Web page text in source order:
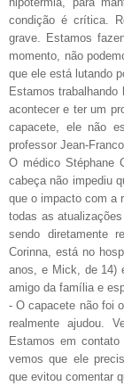
condição é crítica.
grave. Estamos
momento, não
que ele está lutando
Estamos
acontecer e ter um
capacete, ele não
professor Jean-
O médico Stéphane
cabeça não impediu
que o impacto com a
todas as
sendo diretamente
Corinna, está no
anos, e Mick, de 14)
amigo da família e
- O capacete não foi
realmente ajudou.
Estamos em
vemos que ele
que evitou comentar